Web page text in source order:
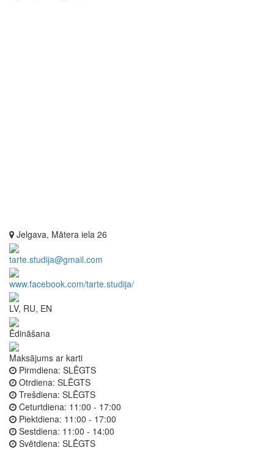
Jelgava, Mātera iela 26
tarte.studija@gmail.com
www.facebook.com/tarte.studija/
LV, RU, EN
Ēdināšana
Maksājums ar karti
Pirmdiena: SLĒGTS
Otrdiena: SLĒGTS
Trešdiena: SLĒGTS
Ceturtdiena: 11:00 - 17:00
Piektdiena: 11:00 - 17:00
Sestdiena: 11:00 - 14:00
Svētdiena: SLĒGTS